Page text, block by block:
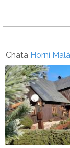
Chata Horní